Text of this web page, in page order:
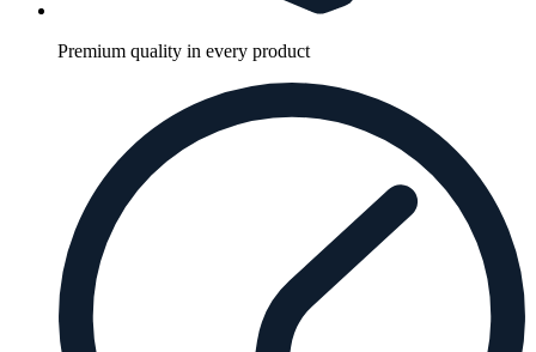
Premium quality in every product